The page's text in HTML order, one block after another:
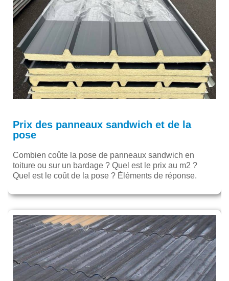
Prix des panneaux sandwich et de la
pose
Combien coûte la pose de panneaux sandwich en
toiture ou sur un bardage ? Quel est le prix au m2 ?
Quel est le coût de la pose ? Éléments de réponse.